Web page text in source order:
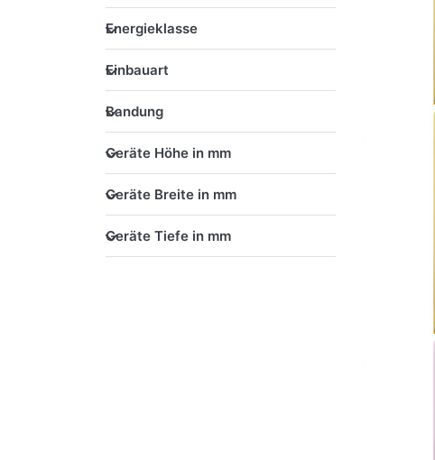
Energieklasse
Energieklasse
Einbauart
Einbauart
Bandung
Bandung
Geräte Höhe in mm
Geräte Höhe in mm
Geräte Breite in mm
Geräte Breite in mm
Geräte Tiefe in mm
Geräte Tiefe in mm